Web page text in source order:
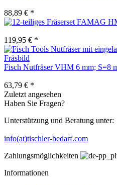
88,89 € *
FAMAG
119,95 € *
Fisch Nutfräser VHM 6 mm; S=8
63,79 € *
Zuletzt angesehen
Haben Sie Fragen?
Unterstützung und Beratung unter:
info(at)tischler-bedarf.com
Zahlungsmöglichkeiten
Informationen